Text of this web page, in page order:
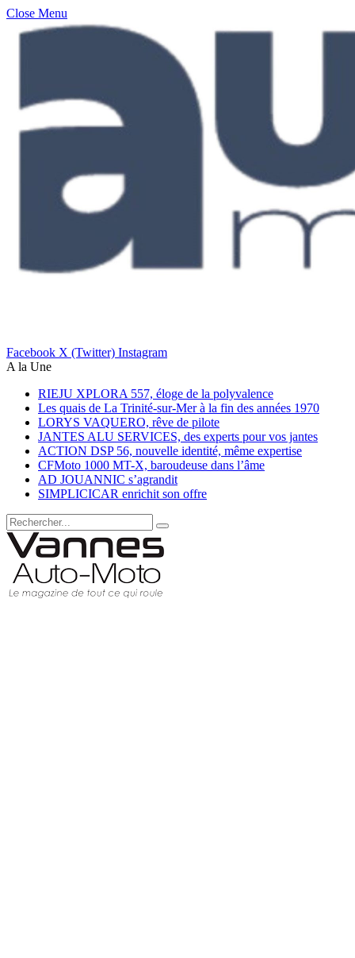
Close Menu
Facebook X (Twitter) Instagram
A la Une
RIEJU XPLORA 557, éloge de la polyvalence
Les quais de La Trinité-sur-Mer à la fin des années 1970
LORYS VAQUERO, rêve de pilote
JANTES ALU SERVICES, des experts pour vos jantes
ACTION DSP 56, nouvelle identité, même expertise
CFMoto 1000 MT-X, baroudeuse dans l’âme
AD JOUANNIC s’agrandit
SIMPLICICAR enrichit son offre